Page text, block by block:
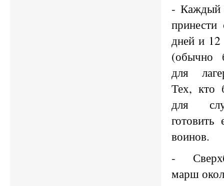
- Каждый
дней и 12
(обычно
для
Тех, кто
для
воинов.
-
марш